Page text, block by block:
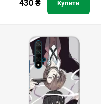
430₴ Купити